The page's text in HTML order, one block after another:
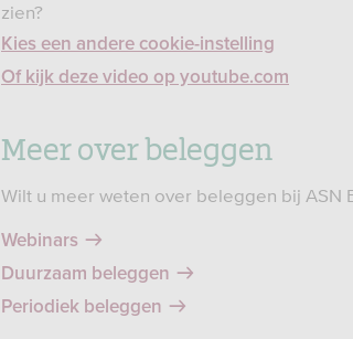
zien?
Kies een andere cookie-instelling
Of kijk deze video op youtube.com
Meer over beleggen
Wilt u meer weten over beleggen bij ASN
Webinars
Duurzaam beleggen
Periodiek beleggen